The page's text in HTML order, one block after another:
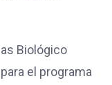
Biológico
el programa